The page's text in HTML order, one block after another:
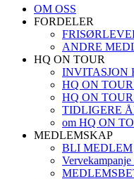
OM OSS
FORDELER
ANDRE
HQ ON TOUR
INVITASJON
HQ ON TOUR
HQ ON TOUR
TIDLIGERE
om HQ ON
MEDLEMSKAP
BLI MEDLEM
Vervekampanje